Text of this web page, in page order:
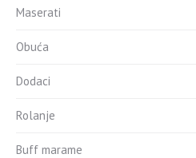
Maserati
Obuća
Dodaci
Rolanje
Buff marame